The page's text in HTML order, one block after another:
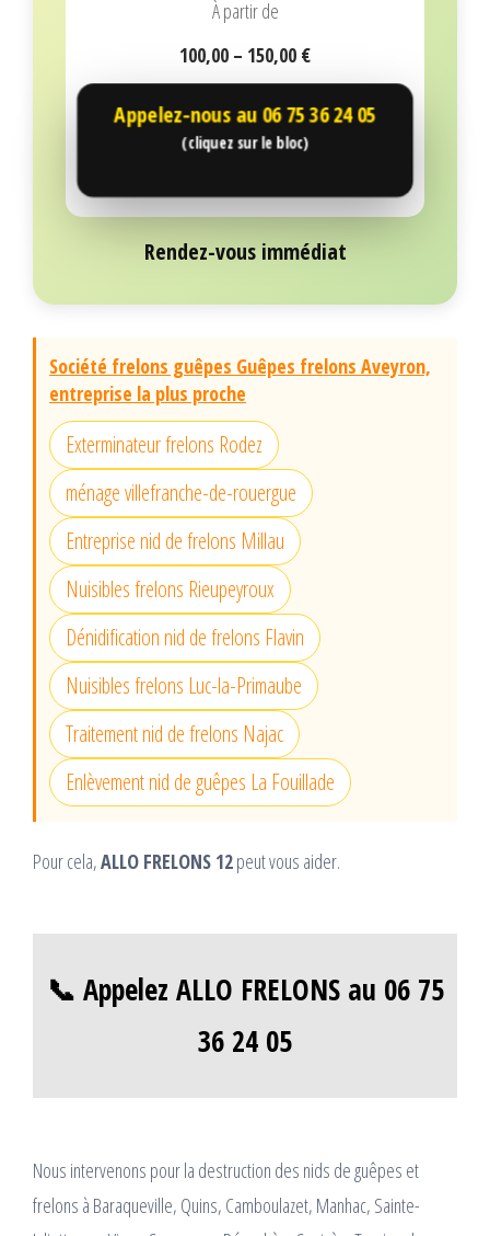
À partir de
100,00 – 150,00 €
Appelez-nous au 06 75 36 24 05
(cliquez sur le bloc)
Rendez-vous immédiat
Société frelons guêpes Guêpes frelons Aveyron,
entreprise la plus proche
Exterminateur frelons Rodez
ménage villefranche-de-rouergue
Entreprise nid de frelons Millau
Nuisibles frelons Rieupeyroux
Dénidification nid de frelons Flavin
Nuisibles frelons Luc-la-Primaube
Traitement nid de frelons Najac
Enlèvement nid de guêpes La Fouillade
Pour cela,ALLO FRELONS 12peut vous aider.
📞 Appelez ALLO FRELONS au 06 75
36 24 05
Nous intervenons pour la destruction des nids de guêpes et
frelons à Baraqueville, Quins, Camboulazet, Manhac, Sainte-